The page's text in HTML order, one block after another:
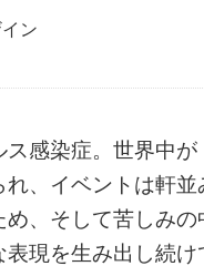
ン
感染症。世界中が
、イベントは軒並
、そして苦しみの
現を生み出し続け